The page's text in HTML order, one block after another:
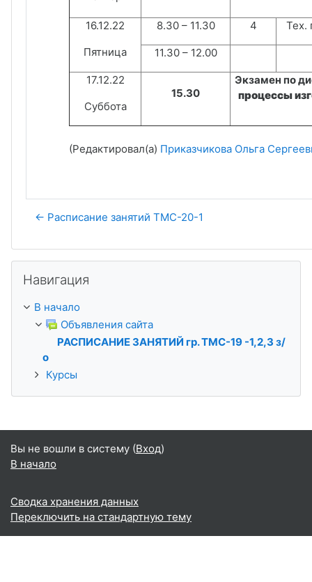
16.12.22
Пятница
8.30 – 11.30 4 Тех.
11.30 – 12.00
17.12.22
Суббота
15.30
Экзамен по
процессы
(Редактировал(а) Приказчикова Ольга
← Расписание занятий ТМС-20-1
Навигация
В начало
Объявления сайта
РАСПИСАНИЕ ЗАНЯТИЙ гр. ТМС-19 -1,2,3 з/
о
Курсы
Вы не вошли в систему (Вход)
В начало
Сводка хранения данных
Переключить на стандартную тему